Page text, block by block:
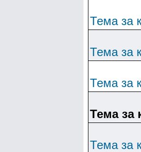
Тема за
Тема за
Тема за
Тема за
Тема за